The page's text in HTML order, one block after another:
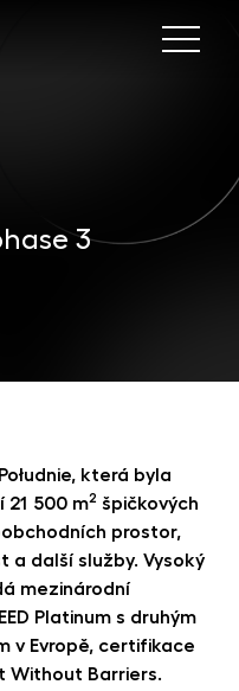
Menu
3
která byla
21 500 m2 špičkových
prostor,
a další služby. Vysoký
mezinárodní
Platinum s druhým
v Evropě, certifikace
Without Barriers.